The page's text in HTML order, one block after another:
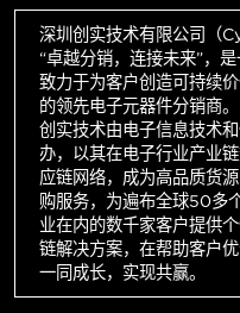
深圳创实技术有限公司
“卓越分销，连接未来”，
致力于为客户创造可持续
的领先电子元器件分销商。
创实技术由电子信息技术
办，以其在电子行业产业
应链网络，成为高品质货
购服务，为遍布全球50多
业在内的数千家客户提供
链解决方案，在帮助客户
一同成长，实现共赢。